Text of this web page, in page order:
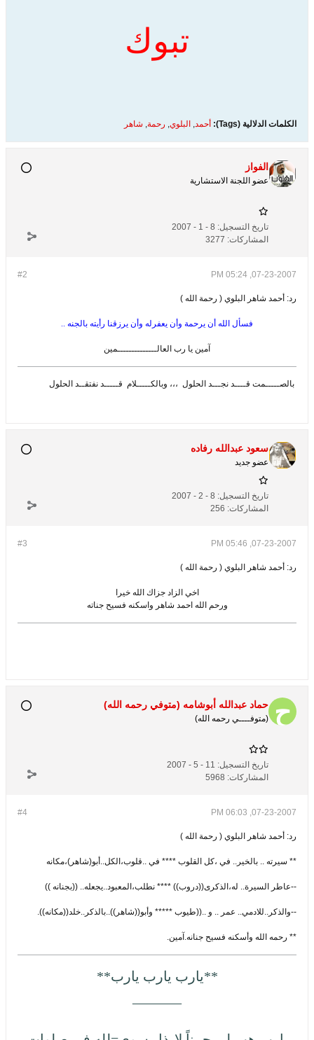
تبوك
الكلمات الدلالية (Tags): أحمد, البلوي, رحمة, شاهر
الفواز
عضو اللجنة الاستشارية
تاريخ التسجيل: 8 - 1 - 2007
المشاركات: 3277
#2 07-23-2007, 05:24 PM
رد: أحمد شاهر البلوي ( رحمة الله )
فسأل الله أن يرحمة وأن يعفرله وأن يرزقنا رأيته بالجنه ..
آمين يا رب العالــــــــــــــمين
بالصـــــمت قــــد نجـــد الحلول ،،، وبالكـــــلام قـــــد نفتقــد الحلول
سعود عبدالله رفاده
عضو جديد
تاريخ التسجيل: 8 - 2 - 2007
المشاركات: 256
#3 07-23-2007, 05:46 PM
رد: أحمد شاهر البلوي ( رحمة الله )
اخي الزاد جزاك الله خيرا
ورحم الله احمد شاهر واسكنه فسيح جناته
حماد عبدالله أبوشامه (متوفي رحمه الله)
(متوفــــي رحمه الله)
تاريخ التسجيل: 11 - 5 - 2007
المشاركات: 5968
#4 07-23-2007, 06:03 PM
رد: أحمد شاهر البلوي ( رحمة الله )
** سيرته .. بالخير.. في ،كل القلوب **** في ..قلوب،الكل..أبو(شاهر)،مكانه
--عاطر السيرة.. له،الذكرى((دروب)) **** نطلب،المعبود..يجعله.. ((بجنانه ))
--والذكر..للادمي.. عمر .. و ..((طيوب ***** وأبو((شاهر))..بالذكر..خلد((مكانه)).
** رحمه الله وأسكنه فسيح جنانه.آمين.
**يارب يارب يارب**